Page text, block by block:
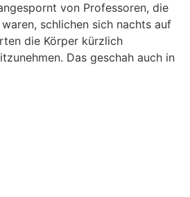
von Professoren, die
schlichen sich nachts auf
die Körper kürzlich
Das geschah auch in